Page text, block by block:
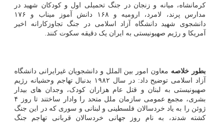
کرمانشاه، میانه و زنجان در جنگ تحمیلی اول و کودکان شهید در
مدارس پرند، لامرد، ارومیه و ۱۶۸ دانش آموز میناب و ۱۷۶
دانشجوی شهید دانشگاه آزاد اسلامی در جنگ تجاوزکارانه اخیر
آمریکا و رژیم صهیونیستی به ایران یک دقیقه سکوت کنند.
بطور خلاصه معاون امور بین الملل و دانشجویان غیرایرانی دانشگاه
آزاد اسلامی توضیح داد: در سال ۱۹۸۲ بدنبال تهاجم وحشیانه رژیم
صهیونیستی به لبنان و قتل عام هزاران کودک، وجدان های بیدار
بشری، مجمع عمومی سازمان ملل متحد را وادار ساختند تا روز ۴
ژوئن را به یاد خردسالان فلسطینی و لبنانی و سوری که در این جنگ
کشته شدند، به نام روز جهانی خردسالان قربانی تهاجم جنگ